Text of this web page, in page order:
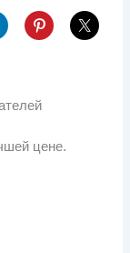
цене.